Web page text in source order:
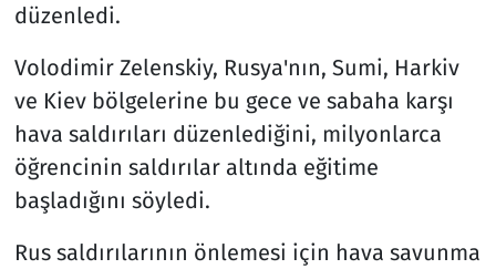
düzenledi.
Volodimir Zelenskiy, Rusya'nın, Sumi, Harkiv
ve Kiev bölgelerine bu gece ve sabaha karşı
hava saldırıları düzenlediğini, milyonlarca
öğrencinin saldırılar altında eğitime
başladığını söyledi.
Rus saldırılarının önlemesi için hava savunma